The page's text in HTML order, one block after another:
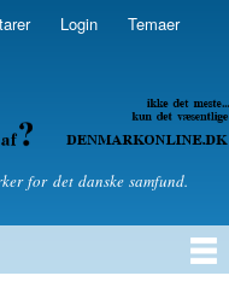
Login Temaer
om politik
for det danske samfund.